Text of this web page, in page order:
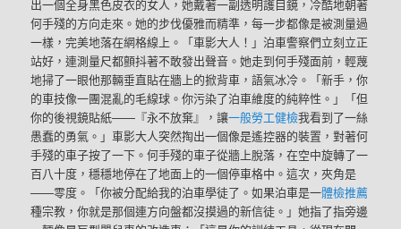
出一個全身黑色皮衣的女人，她戴著一副透明護目鏡，冷酷地朝著
何手殘的方向走來。她的步伐優雅而精準，每一步都像是被測量過
一樣，完美地落在網格線上。「車影大人！」泊車警察們立刻立正
站好，連測量尺都顫抖著不敢發出聲音。她走到何手殘面前，輕蔑
地掃了一眼他那輛垂直貼在牆上的掀背車，語氣冰冷。「新手，你
的車技像一團混亂的毛線球。你污染了泊車維度的純粹性。」「但
你的後視鏡貼紙——『永不放棄』，讓一般勞工健檢我看到了一絲
愚蠢的勇氣。」車影大人突然掏出一個像是遙控器的裝置，對著何
手殘的車子按了一下。何手殘的車子從牆上脫落，在空中旋轉了一
百八十度，穩穩地停在了地面上的一個停車格中。這次，夾角是
——零度。「你被分配給我的泊車學徒了。如果泊車是一體檢推薦
種宗教，你就是那個連方向盤都沒摸過的新信徒。」她指了指旁邊